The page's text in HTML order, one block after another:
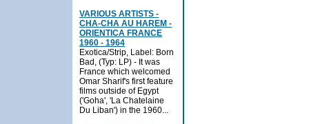
VARIOUS ARTISTS -
CHA-CHA AU HAREM -
ORIENTICA FRANCE
1960 - 1964
Exotica/Strip, Label: Born
Bad, (Typ: LP) - It was
France which welcomed
Omar Sharif's first feature
films outside of Egypt
('Goha', 'La Chatelaine
Du Liban') in the 1960...